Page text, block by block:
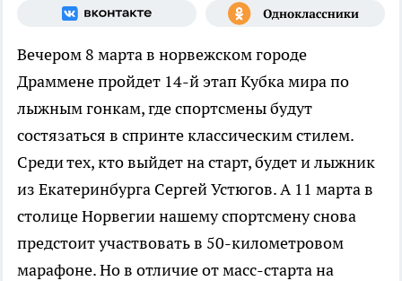
Вечером 8 марта в норвежском городе
Драммене пройдет 14-й этап Кубка мира по
лыжным гонкам, где спортсмены будут
состязаться в спринте классическим стилем.
Среди тех, кто выйдет на старт, будет и лыжник
из Екатеринбурга Сергей Устюгов. А 11 марта в
столице Норвегии нашему спортсмену снова
предстоит участвовать в 50-километровом
марафоне. Но в отличие от масс-старта на